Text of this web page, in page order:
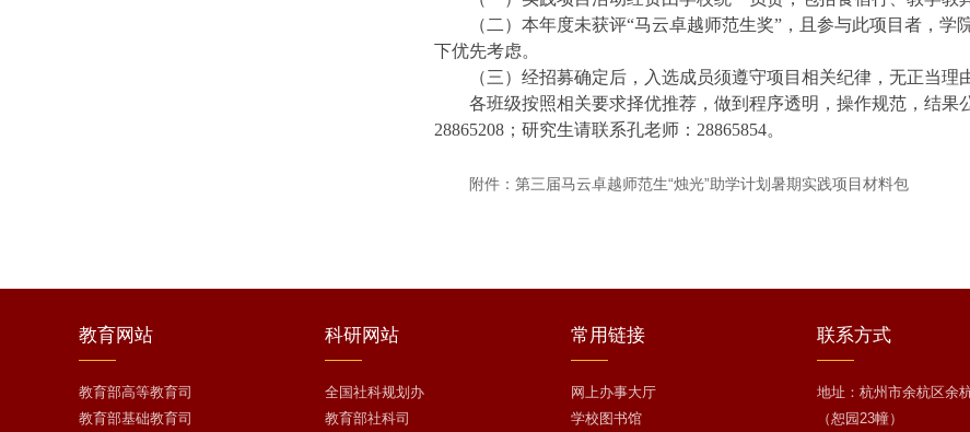
（二）本年度未获评“马云卓越师范生奖”，且参与此项目者，学
下优先考虑。
（三）经招募确定后，入选成员须遵守项目相关纪律，无正当理
各班级按照相关要求择优推荐，做到程序透明，操作规范，结果
28865208；研究生请联系孔老师：28865854。
附件：第三届马云卓越师范生“烛光”助学计划暑期实践项目材料包
教育 网站
教育部高等教育司
教育部基础教育司
科研网站
全国社科规划办
教育部社科司
常用链接
网上办事大厅
学校图书馆
联系方式
地址：杭州市余杭区余
（恕园23幢）